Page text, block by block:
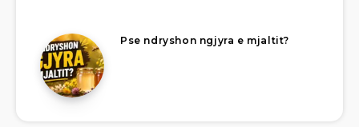
Pse ndryshon ngjyra e mjaltit?